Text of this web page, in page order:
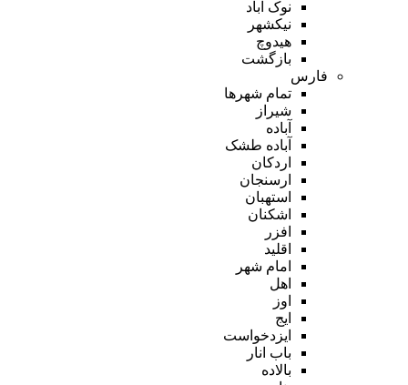
نوک آباد
نیکشهر
هیدوچ
بازگشت
فارس
تمام شهر‌ها
شیراز
آباده
آباده طشک
اردکان
ارسنجان
استهبان
اشکنان
افزر
اقلید
امام شهر
اهل
اوز
ایج
ایزدخواست
باب انار
بالاده